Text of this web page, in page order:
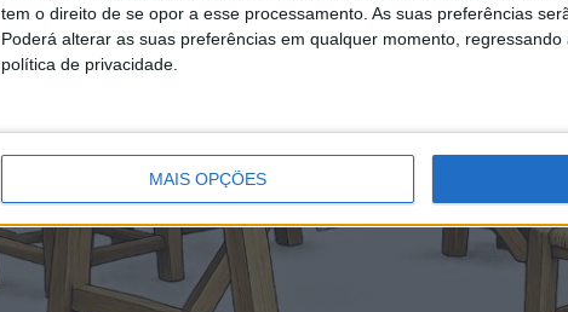
tem o direito de se opor a esse processamento. As suas preferências
Poderá alterar as suas preferências em qualquer momento,
política de privacidade.
MAIS OPÇÕES